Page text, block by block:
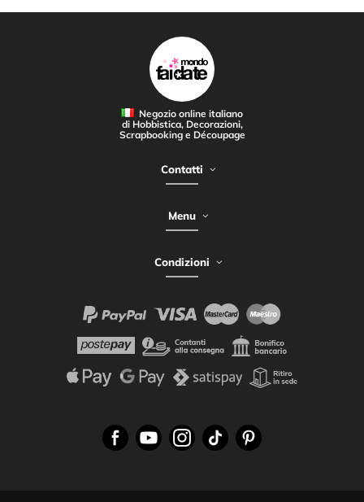
Negozio online italiano
di Hobbistica, Decorazioni,
Scrapbooking e Découpage
Contatti
Menu
Condizioni